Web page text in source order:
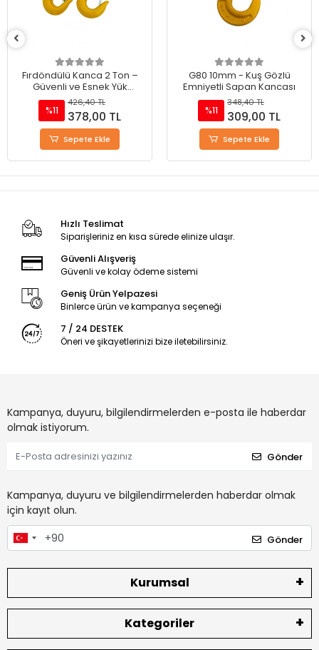
Kanca 2 Ton –
Güvenli ve Esnek Yük
Kaldırma Çözümü
426,40 TL
378,00 TL
Sepete Ekle
G80 10mm - Kuş Gözlü
Emniyetli Sapan Kancası
348,40 TL
309,00 TL
Sepete Ekle
Hızlı Teslimat
Siparişleriniz en kısa sürede elinize ulaşır.
Güvenli Alışveriş
Güvenli ve kolay ödeme sistemi
Geniş Ürün Yelpazesi
Binlerce ürün ve kampanya seçeneği
7 / 24 DESTEK
Öneri ve şikayetlerinizi bize iletebilirsiniz.
Kampanya, duyuru, bilgilendirmelerden e-posta ile haberdar
olmak istiyorum.
Gönder
Kampanya, duyuru ve bilgilendirmelerden haberdar olmak
için kayıt olun.
Gönder
Kurumsal
Kategoriler